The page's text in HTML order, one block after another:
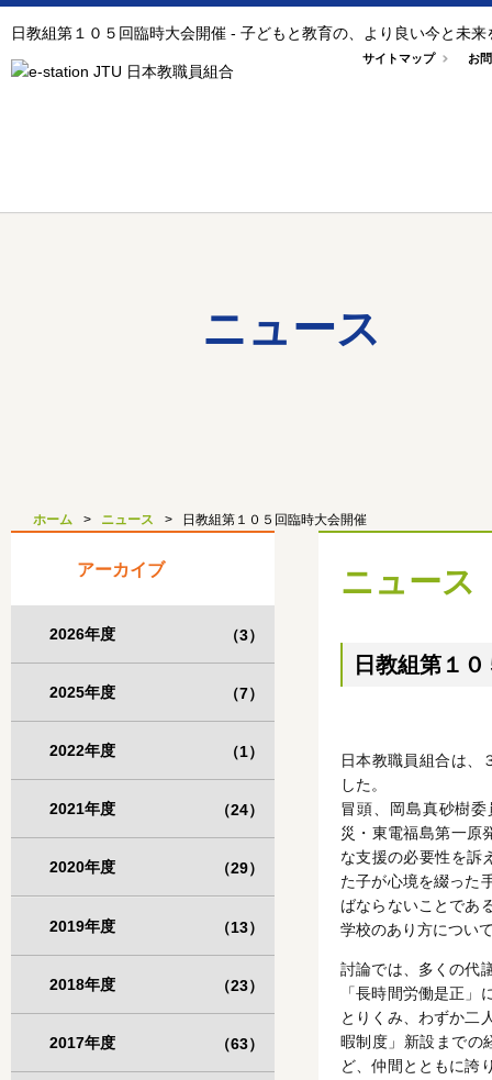
日教組第１０５回臨時大会開催 - 子どもと教育の、より良い今と
サイトマップ お
ニュース
ホーム ニュース 日教組第１０５回臨時大会開催
ニュース
日教組第１
日本教職員組合は、
した。
冒頭、岡島真砂樹
災・東電福島第一原
な支援の必要性を訴
た子が心境を綴った
ばならないことであ
学校のあり方につい
討論では、多くの代
「長時間労働是正
とりくみ、わずか二
暇制度」新設までの
ど、仲間とともに誇
アーカイブ
2026年度 （3）
2025年度 （7）
2022年度 （1）
2021年度 （24）
2020年度 （29）
2019年度 （13）
2018年度 （23）
2017年度 （63）